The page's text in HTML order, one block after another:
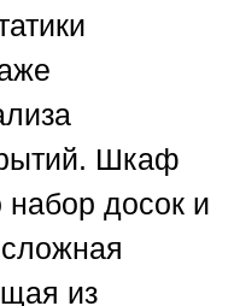
Шкаф
досок и
из